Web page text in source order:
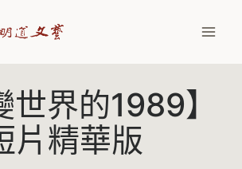
世界的1989】
片精華版